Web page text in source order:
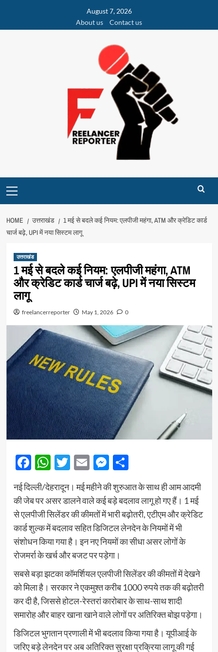
content
August 7, 2026
About us
Contact us
Menu
HOME उत्तराखंड
1 मई से बदले कई नियम: एलपीजी महंगा, ATM और क्रेडिट कार्ड
चार्ज बढ़े, UPI में नया सिस्टम लागू
उत्तराखंड
1 मई से बदले कई नियम: एलपीजी महंगा, ATM
और क्रेडिट कार्ड चार्ज बढ़े, UPI में नया सिस्टम
लागू
freelancerreporter May 1, 2026 0
Facebook
WhatsApp
Twitter
EmailMessenger
Share
नई दिल्ली/देहरादून। मई महीने की शुरुआत के साथ ही आम आदमी
की जेब पर असर डालने वाले कई बड़े बदलाव लागू हो गए हैं। 1 मई
से एलपीजी सिलेंडर की कीमतों में भारी बढ़ोतरी, एटीएम और क्रेडिट
कार्ड शुल्क में बदलाव सहित डिजिटल लेनदेन के नियमों में भी
संशोधन किया गया है। इन नए नियमों का सीधा असर लोगों के
रोजमर्रा के खर्च और बजट पर पड़ेगा।
सबसे बड़ा झटका कॉमर्शियल एलपीजी सिलेंडर की कीमतों में देखने
को मिला है। सरकार ने एकमुश्त करीब 1000 रुपये तक की बढ़ोतरी
कर दी है, जिससे होटल-रेस्तरां कारोबार के साथ-साथ शादी
समारोह और बाहर खाना खाने वाले लोगों पर अतिरिक्त बोझ पड़ेगा।
डिजिटल भुगतान प्रणाली में भी बदलाव किया गया है। यूपीआई के
जरिए बड़े लेनदेन पर अब अतिरिक्त सुरक्षा प्रक्रिया लागू की गई